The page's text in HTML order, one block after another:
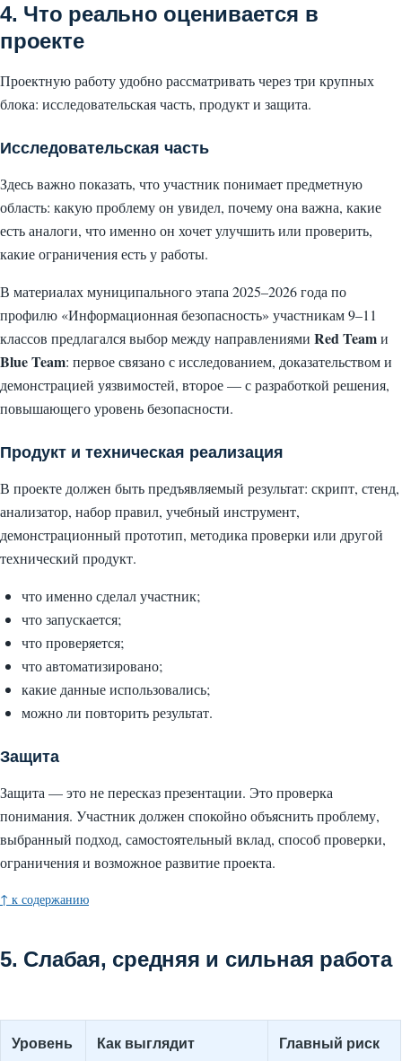
4. Что реально оценивается в
проекте
Проектную работу удобно рассматривать через три крупных
блока: исследовательская часть, продукт и защита.
Исследовательская часть
Здесь важно показать, что участник понимает предметную
область: какую проблему он увидел, почему она важна, какие
есть аналоги, что именно он хочет улучшить или проверить,
какие ограничения есть у работы.
В материалах муниципального этапа 2025–2026 года по
профилю «Информационная безопасность» участникам 9–11
классов предлагался выбор между направлениями Red Teamи
Blue Team: первое связано с исследованием, доказательством и
демонстрацией уязвимостей, второе — с разработкой решения,
повышающего уровень безопасности.
Продукт и техническая реализация
В проекте должен быть предъявляемый результат: скрипт, стенд,
анализатор, набор правил, учебный инструмент,
демонстрационный прототип, методика проверки или другой
технический продукт.
что именно сделал участник;
что запускается;
что проверяется;
что автоматизировано;
какие данные использовались;
можно ли повторить результат.
Защита
Защита — это не пересказ презентации. Это проверка
понимания. Участник должен спокойно объяснить проблему,
выбранный подход, самостоятельный вклад, способ проверки,
ограничения и возможное развитие проекта.
↑ к содержанию
5. Слабая, средняя и сильная работа
Уровень Как выглядит Главный риск